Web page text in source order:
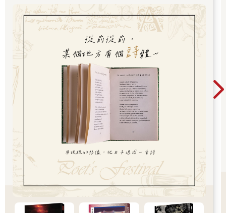
波士頓路途遙遠，我一早便匆忙上路。
到市區的路上，我停在超市買花，收銀台旁邊常會擺漂亮的小花
束。一進到店裡，我又忍不住買了米蘭餅乾，瑪姬一直很愛吃這
款餅乾。我還買了兩個小型滅火器，因為滅火器在促銷，十元兩
件，這東西不嫌多。 這麼多禮物會太多嗎？也許吧。但我仍記得
年輕剛出社會的感覺，我覺得瑪姬和艾登會謝謝我幫忙。 六點
鐘，我到了查爾斯河邊，卻困在波士頓的車陣中。薩基姆大橋塞
了一大段，一路走走停停，開得非常痛苦，但下橋之後，交通順
暢多了。我下了第一個交流道，沿著河開一公里半左右，最後來
到這條路的盡頭，面對一座鋼鐵和玻璃建成的巨樓：燈塔山大
樓。導航說我已到達目的地，但我馬上知道一定搞錯了。我面前
的建築物像摩天大廈，上面全是主要租戶：埃森哲公司、利寶集
團、桑坦德銀行和一堆聽起來像法律事務所的名字。那是週六晚
上，所以多數的樓層都一片漆黑。但我透過大廳玻璃窗，看到裡
面有個女子，於是我將吉普車停到卸貨區，走進去問路。 我覺得
自己像走進教堂一樣。大廳空間挑高，四周都是玻璃和光滑石
辦公室。但現在只有我，還有大廳中央的年輕女子，她站在像聖